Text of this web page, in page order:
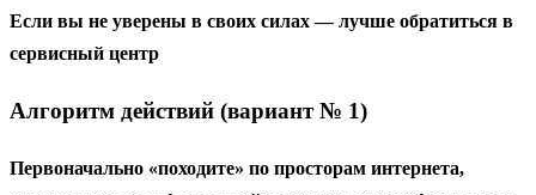
Если вы не уверены в своих силах — лучше обратиться в
сервисный центр
Алгоритм действий (вариант № 1)
Первоначально «походите» по просторам интернета,